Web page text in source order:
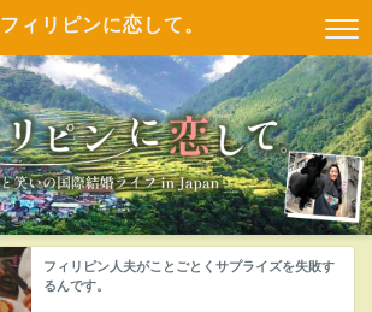
フィリピンに恋して。
フィリピン人夫がことごとくサプライズを失敗す
るんです。